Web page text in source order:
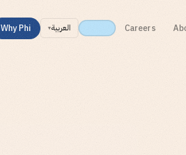
Careers العربية▾
Why Phi